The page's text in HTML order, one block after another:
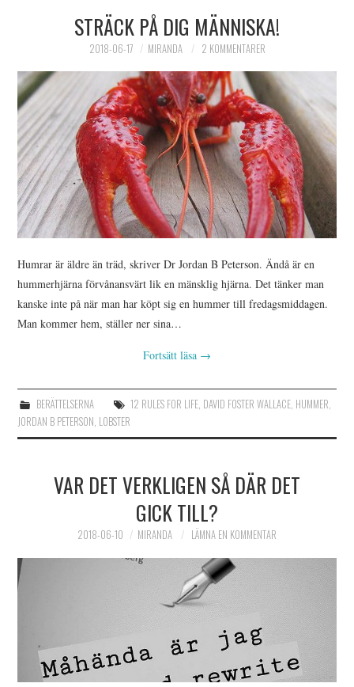
STRÄCK PÅ DIG MÄNNISKA!
2018-06-17 MIRANDA 2 KOMMENTARER
Humrar är äldre än träd, skriver Dr Jordan B Peterson. Ändå är en
hummerhjärna förvånansvärt lik en mänsklig hjärna. Det tänker man
kanske inte på när man har köpt sig en hummer till fredagsmiddagen.
Man kommer hem, ställer ner sina…
Fortsätt läsa →
BERÄTTELSERNA 12 RULES FOR LIFE, DAVID FOSTER WALLACE, HUMMER,
JORDAN B PETERSON, LOBSTER
VAR DET VERKLIGEN SÅ DÄR DET
GICK TILL?
2018-06-10 MIRANDA LÄMNA EN KOMMENTAR